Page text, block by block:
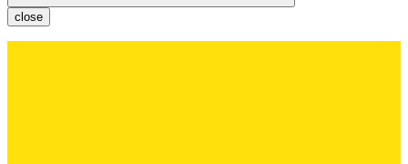
close